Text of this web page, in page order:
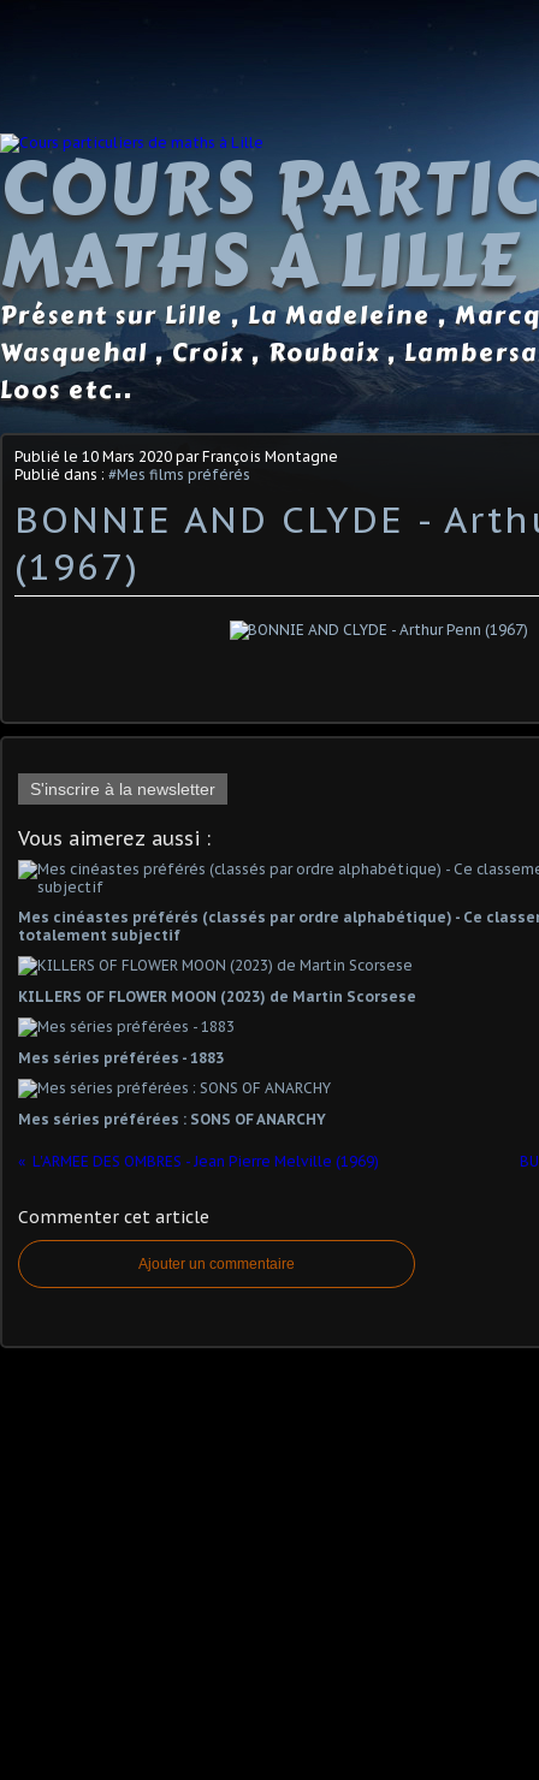
COURS
MATHS À LILLE
Présent sur Lille , La Madeleine ,
Wasquehal , Croix , Roubaix ,
Loos etc..
Publié le 10 Mars 2020 par François Montagne
Publié dans : #Mes films préférés
BONNIE AND CLYDE -
(1967)
S'inscrire à la newsletter
Vous aimerez aussi :
Mes cinéastes préférés (classés par ordre alphabétique) - Ce
totalement subjectif
KILLERS OF FLOWER MOON (2023) de Martin Scorsese
Mes séries préférées - 1883
Mes séries préférées : SONS OF ANARCHY
L'ARMEE DES OMBRES - Jean Pierre Melville (1969)
Commenter cet article
Ajouter un commentaire